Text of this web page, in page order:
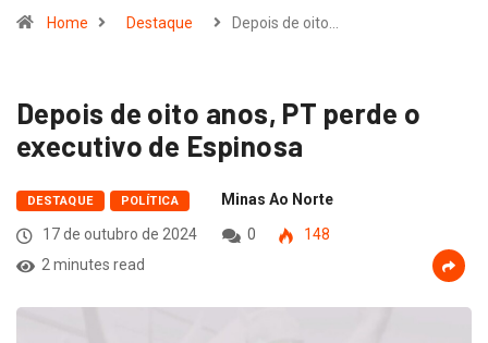
Home Destaque Depois de oito…
Depois de oito anos, PT perde o
executivo de Espinosa
DESTAQUE POLÍTICA
Minas Ao Norte
17 de outubro de 2024
0
148
2 minutes read